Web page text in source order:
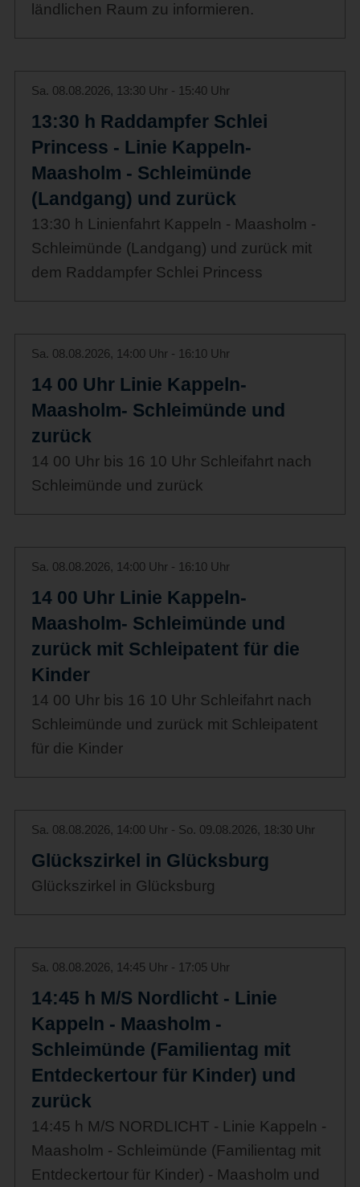
ländlichen Raum zu informieren.
Sa. 08.08.2026, 13:30 Uhr - 15:40 Uhr
13:30 h Raddampfer Schlei
Princess - Linie Kappeln-
Maasholm - Schleimünde
(Landgang) und zurück
13:30 h Linienfahrt Kappeln - Maasholm -
Schleimünde (Landgang) und zurück mit
dem Raddampfer Schlei Princess
Sa. 08.08.2026, 14:00 Uhr - 16:10 Uhr
14 00 Uhr Linie Kappeln-
Maasholm- Schleimünde und
zurück
14 00 Uhr bis 16 10 Uhr Schleifahrt nach
Schleimünde und zurück
Sa. 08.08.2026, 14:00 Uhr - 16:10 Uhr
14 00 Uhr Linie Kappeln-
Maasholm- Schleimünde und
zurück mit Schleipatent für die
Kinder
14 00 Uhr bis 16 10 Uhr Schleifahrt nach
Schleimünde und zurück mit Schleipatent
für die Kinder
Sa. 08.08.2026, 14:00 Uhr - So. 09.08.2026, 18:30 Uhr
Glückszirkel in Glücksburg
Glückszirkel in Glücksburg
Sa. 08.08.2026, 14:45 Uhr - 17:05 Uhr
14:45 h M/S Nordlicht - Linie
Kappeln - Maasholm -
Schleimünde (Familientag mit
Entdeckertour für Kinder) und
zurück
14:45 h M/S NORDLICHT - Linie Kappeln -
Maasholm - Schleimünde (Familientag mit
Entdeckertour für Kinder) - Maasholm und